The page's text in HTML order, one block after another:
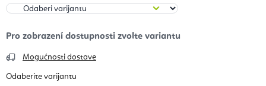
Mogućnosti dostave